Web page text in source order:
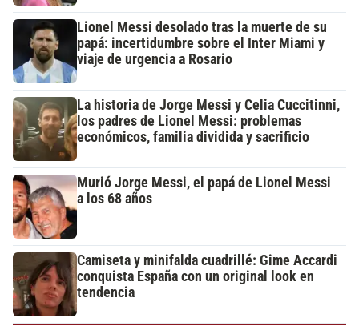
Lionel Messi desolado tras la muerte de su
papá: incertidumbre sobre el Inter Miami y
viaje de urgencia a Rosario
La historia de Jorge Messi y Celia Cuccitinni,
los padres de Lionel Messi: problemas
económicos, familia dividida y sacrificio
Murió Jorge Messi, el papá de Lionel Messi
a los 68 años
Camiseta y minifalda cuadrillé: Gime Accardi
conquista España con un original look en
tendencia